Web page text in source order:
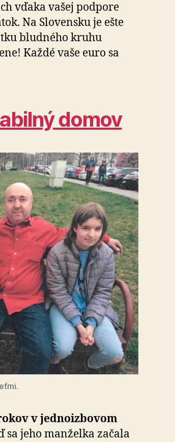
vďaka vašej pod­po­re
Na Slo­ven­sku je ešte
bludného kruhu
Každé vaše euro sa
domov
v jed­no­iz­bo­vom
sa jeho manželka začala